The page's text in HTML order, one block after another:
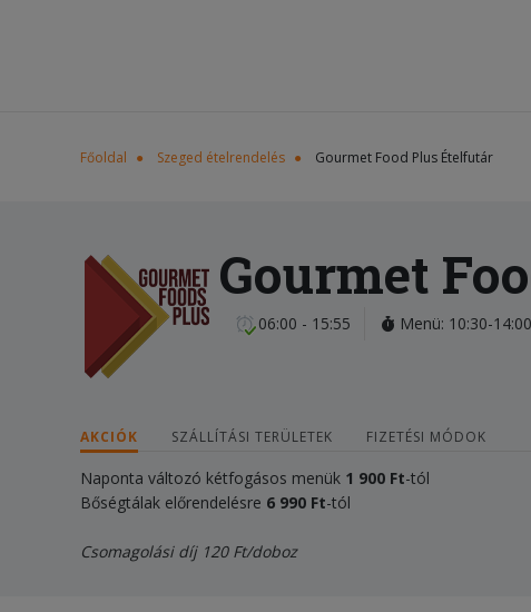
Főoldal Szeged ételrendelés Gourmet Food Plus Ételfutár
Gourmet
06:00 - 15:55 Menü: 10:30-
AKCIÓK SZÁLLÍTÁSI TERÜLETEK FIZETÉSI MÓDOK
Naponta változó kétfogásos menük 1 900 Ft-tól
Bőségtálak előrendelésre 6 990 Ft-tól
Csomagolási díj 120 Ft/doboz